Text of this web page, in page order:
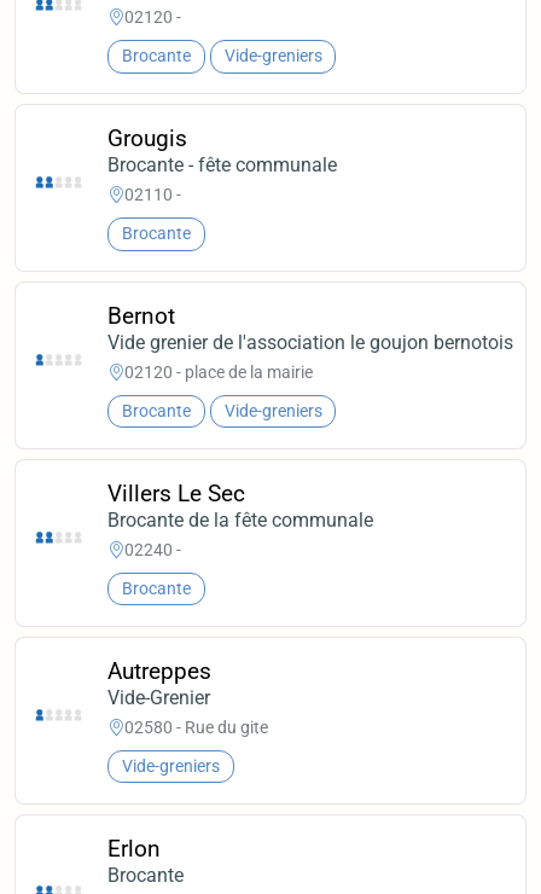
02120 -
Brocante Vide-greniers
Grougis
Brocante - fête communale
02110 -
Brocante
Bernot
Vide grenier de l'association le goujon bernotois
02120 - place de la mairie
Brocante Vide-greniers
Villers Le Sec
Brocante de la fête communale
02240 -
Brocante
Autreppes
Vide-Grenier
02580 - Rue du gite
Vide-greniers
Erlon
Brocante